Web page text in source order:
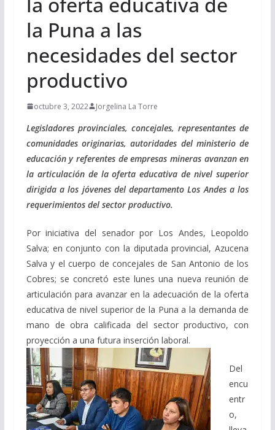
la Puna a las
necesidades del sector
productivo
octubre 3, 2022 Jorgelina La Torre
Legisladores provinciales, concejales, representantes de
comunidades originarias, autoridades del ministerio de
educación y referentes de empresas mineras avanzan en
la articulación de la oferta educativa de nivel superior
dirigida a los jóvenes del departamento Los Andes a los
requerimientos del sector productivo.
Por iniciativa del senador por Los Andes, Leopoldo
Salva; en conjunto con la diputada provincial, Azucena
Salva y el cuerpo de concejales de San Antonio de los
Cobres; se concretó este lunes una nueva reunión de
articulación para avanzar en la adecuación de la oferta
educativa de nivel superior de la Puna a la demanda de
mano de obra calificada del sector productivo, con
proyección a una futura inserción laboral.
Del
encu
entr
o,